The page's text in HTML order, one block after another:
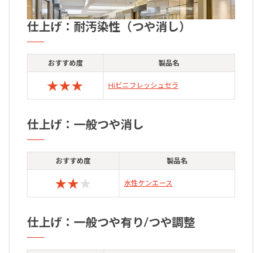
仕上げ：耐汚染性（つや消し）
おすすめ度 製品名
★★★ Hiビニフレッシュセラ
仕上げ：一般つや消し
おすすめ度 製品名
★★★ 水性ケンエース
仕上げ：一般つや有り/つや調整